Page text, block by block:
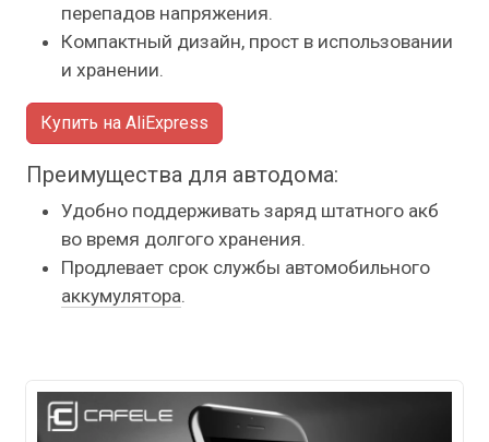
перепадов напряжения.
Компактный дизайн, прост в использовании
и хранении.
Купить на AliExpress
Преимущества для автодома:
Удобно поддерживать заряд штатного акб
во время долгого хранения.
Продлевает срок службы автомобильного
аккумулятора